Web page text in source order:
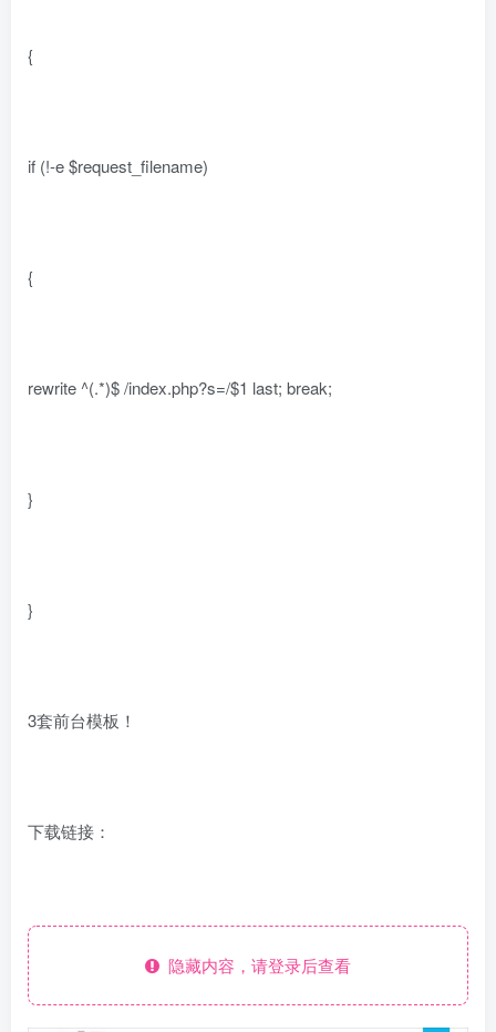
{
if (!-e $request_filename)
{
rewrite ^(.*)$ /index.php?s=/$1 last; break;
}
}
3套前台模板！
下载链接：
隐藏内容，请登录后查看